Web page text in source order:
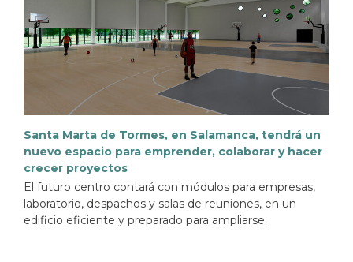
Santa Marta de Tormes, en Salamanca, tendrá un
nuevo espacio para emprender, colaborar y hacer
crecer proyectos
El futuro centro contará con módulos para empresas,
laboratorio, despachos y salas de reuniones, en un
edificio eficiente y preparado para ampliarse.